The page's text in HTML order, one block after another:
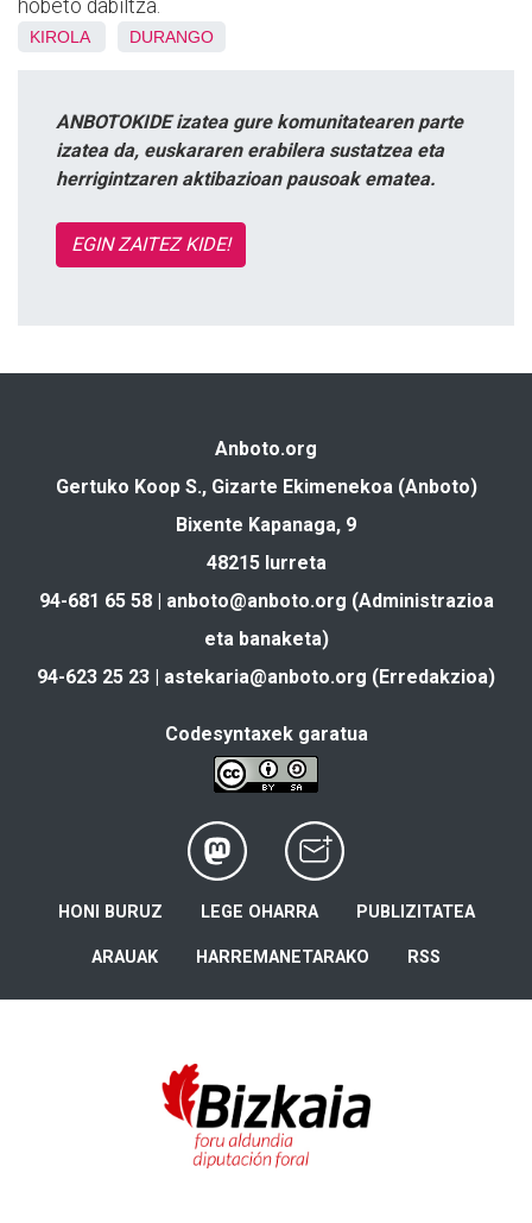
hobeto dabiltza.
KIROLA DURANGO
ANBOTOKIDE izatea gure komunitatearen parte
izatea da, euskararen erabilera sustatzea eta
herrigintzaren aktibazioan pausoak ematea.
EGIN ZAITEZ KIDE!
Anboto.org
Gertuko Koop S., Gizarte Ekimenekoa (Anboto)
Bixente Kapanaga, 9
48215 Iurreta
94-681 65 58 | anboto@anboto.org (Administrazioa
eta banaketa)
94-623 25 23 | astekaria@anboto.org (Erredakzioa)
Codesyntaxek garatua
HONI BURUZ LEGE OHARRA PUBLIZITATEA
ARAUAK HARREMANETARAKO RSS